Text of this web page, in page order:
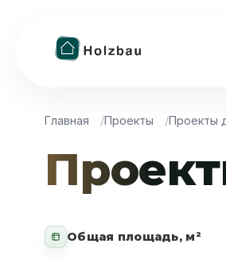
Главная Проекты Проекты
Общая площадь, м²